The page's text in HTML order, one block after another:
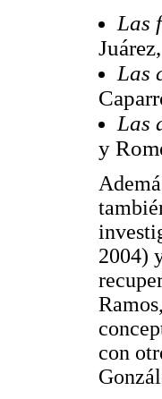
Las
Las
Las
y
2004)
con